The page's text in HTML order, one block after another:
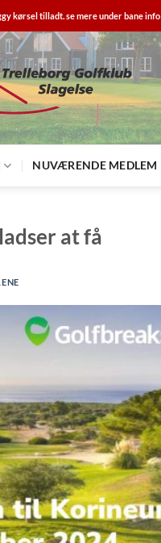
kørsel tilladt. se mere under bane info
NUVÆRENDE MEDLEM
at få